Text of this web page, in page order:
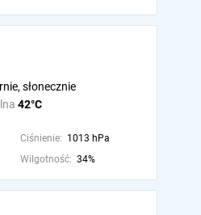
42°C
słonecznie
Ciśnienie: 1013 hPa
Wilgotność: 34%